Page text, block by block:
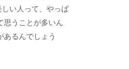
い人って、やっぱ
思うことが多いん
あるんでしょう